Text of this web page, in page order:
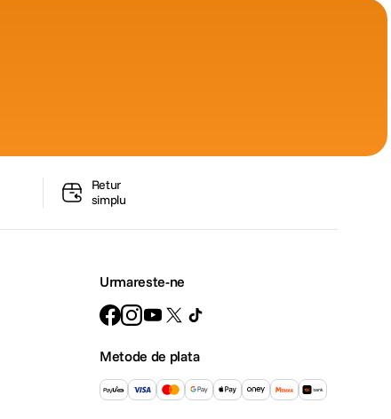
Retur
simplu
Urmareste-ne
Metode de plata